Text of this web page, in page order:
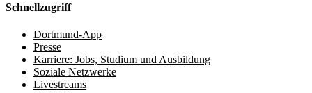
Schnellzugriff
Dortmund-App
Presse
Karriere: Jobs, Studium und Ausbildung
Soziale Netzwerke
Livestreams